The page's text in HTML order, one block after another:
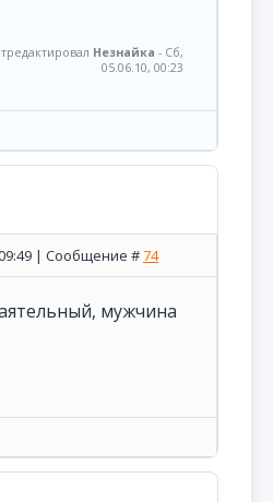
Незнайка - Сб,
05.06.10, 00:23
| Сообщение #74
мужчина